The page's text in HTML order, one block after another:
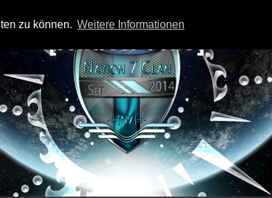
zu können. Weitere Informationen
-=[Nation-7.de]=-